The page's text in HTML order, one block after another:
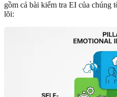
gồm cả bài kiểm tra EI của chúng
lõi: